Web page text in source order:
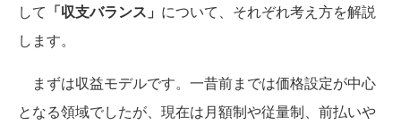
して 「収支バランス」 について、それぞれ考え方を解説
します。
まずは収益モデルです。一昔前までは価格設定が中心
となる領域でしたが、現在は月額制や従量制、前払いや